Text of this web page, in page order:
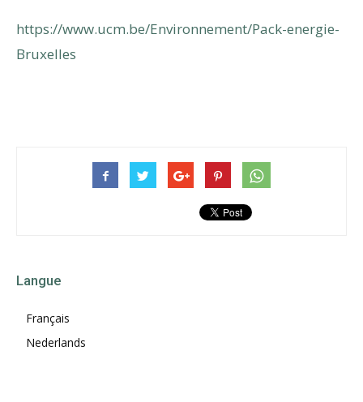
https://www.ucm.be/Environnement/Pack-energie-
Bruxelles
Langue
Français
Nederlands